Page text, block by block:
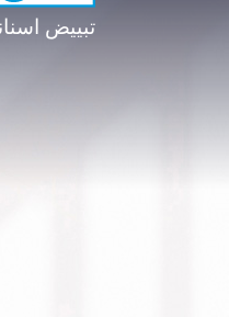
تبييض